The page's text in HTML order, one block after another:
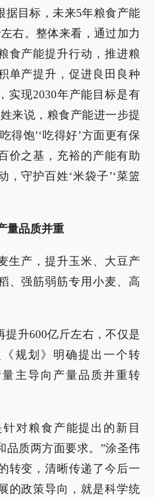
据目标，未来5年粮食产能
右。整体来看，通过加力
食产能提升行动，推进粮
单产提升，促进良田良种
实现2030年产能目标是有
来说，粮食产能进一步提
得饱’‘吃得好’方面更有保
价之基，充裕的产能有助
，守护百姓‘米袋子’‘菜篮
量品质并重
产，提升玉米、大豆产
、强筋弱筋专用小麦、高
提升600亿斤左右，不仅是
规划》明确提出一个转
主导向产量品质并重转
针对粮食产能提出的新目
品质两方面要求。”涂圣伟
转变，清晰传递了今后一
的政策导向，就是科学统